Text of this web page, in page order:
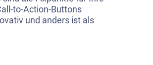
to-Action-Buttons
und anders ist als